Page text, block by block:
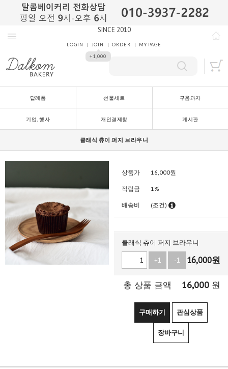
SINCE 2010
LOGIN JOIN
+1,000
ORDER MY PAGE
답례품 선물세트 구움과자
기업, 행사 개인결제창 게시판
클래식 츄이 퍼지 브라우니
상품가 16,000원
적립금 1%
배송비 (조건)
클래식 츄이 퍼지 브라우니
+1 -1 16,000원
총 상품 금액 16,000 원
구매하기 관심상품
장바구니